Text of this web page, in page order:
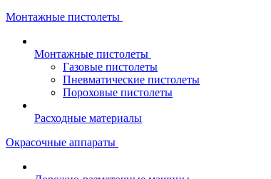
Монтажные пистолеты
Монтажные пистолеты
Газовые пистолеты
Пневматические пистолеты
Пороховые пистолеты
Расходные материалы
Окрасочные аппараты